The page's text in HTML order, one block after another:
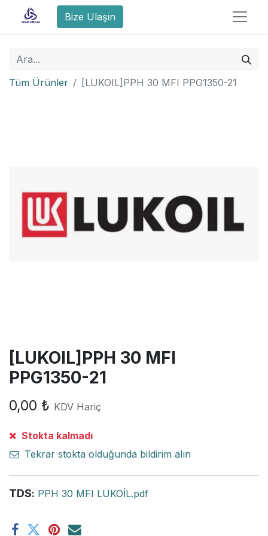
Bize Ulaşın
Tüm Ürünler [LUKOIL]PPH 30 MFI PPG1350-21
[LUKOIL]PPH 30 MFI
PPG1350-21
0,00 ₺ KDV Hariç
Stokta kalmadı
Tekrar stokta olduğunda bildirim alın
TDS: PPH 30 MFI LUKOİL.pdf